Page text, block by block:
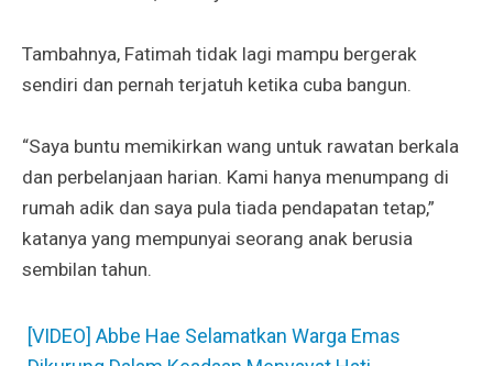
Tambahnya, Fatimah tidak lagi mampu bergerak
sendiri dan pernah terjatuh ketika cuba bangun.
“Saya buntu memikirkan wang untuk rawatan berkala
dan perbelanjaan harian. Kami hanya menumpang di
rumah adik dan saya pula tiada pendapatan tetap,”
katanya yang mempunyai seorang anak berusia
sembilan tahun.
[VIDEO] Abbe Hae Selamatkan Warga Emas